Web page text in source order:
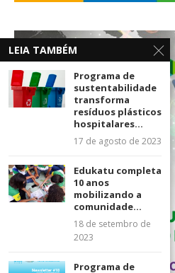
LEIA TAMBÉM
Programa de
sustentabilidade
transforma
resíduos plásticos
hospitalares...
17 de agosto de 2023
Edukatu completa
10 anos
mobilizando a
comunidade...
18 de setembro de
2023
Programa de